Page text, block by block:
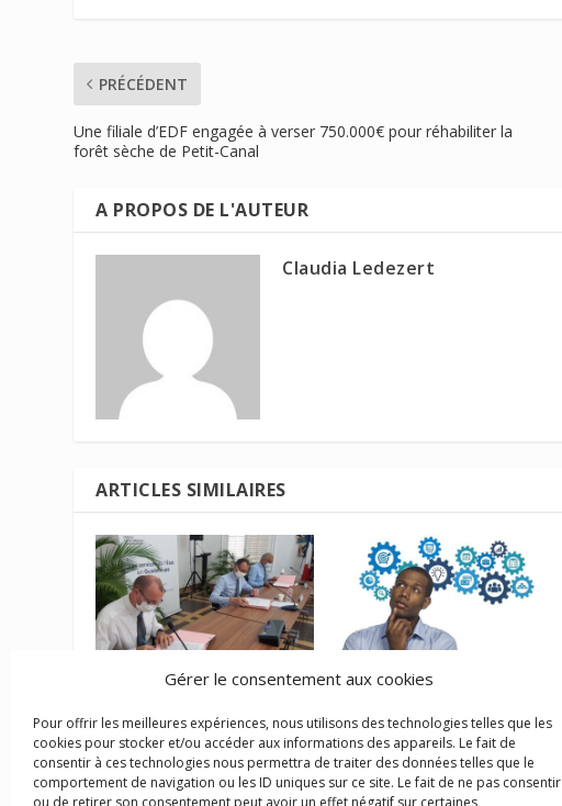
Gérer le consentement aux cookies
Pour offrir les meilleures expériences, nous utilisons des technologies telles que les
cookies pour stocker et/ou accéder aux informations des appareils. Le fait de
consentir à ces technologies nous permettra de traiter des données telles que le
comportement de navigation ou les ID uniques sur ce site. Le fait de ne pas consentir
ou de retirer son consentement peut avoir un effet négatif sur certaines
PRÉCÉDENT
Une filiale d’EDF engagée à verser 750.000€ pour réhabiliter la
forêt sèche de Petit-Canal
A PROPOS DE L'AUTEUR
Claudia Ledezert
ARTICLES SIMILAIRES
efficace à améliorer et
étendre
11 août 2023
dans les Outre-mer : un
dispositif adapté à
pérenniser
24 janvier 2025